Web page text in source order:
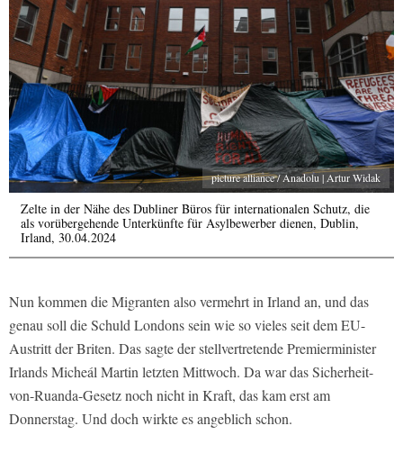
picture alliance / Anadolu | Artur Widak
Zelte in der Nähe des Dubliner Büros für internationalen Schutz, die
als vorübergehende Unterkünfte für Asylbewerber dienen, Dublin,
Irland, 30.04.2024
Nun kommen die Migranten also vermehrt in Irland an, und das
genau soll die Schuld Londons sein wie so vieles seit dem EU-
Austritt der Briten. Das sagte der stellvertretende Premierminister
Irlands Micheál Martin letzten Mittwoch. Da war das Sicherheit-
von-Ruanda-Gesetz noch nicht in Kraft, das kam erst am
Donnerstag. Und doch wirkte es angeblich schon.